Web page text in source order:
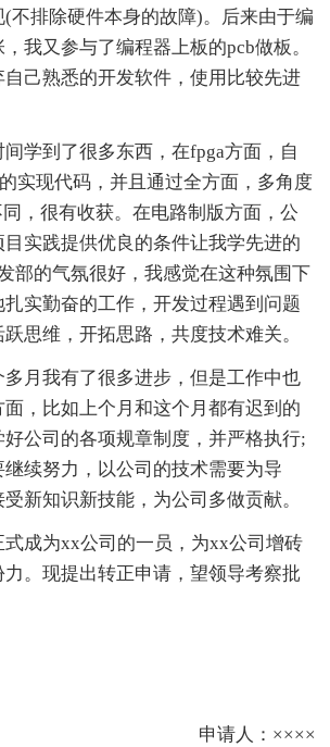
不排除硬件本身的故障)。后来由于编
我又参与了编程器上板的pcb做板。
己熟悉的开发软件，使用比较先进
学到了很多东西，在fpga方面，自
实现代码，并且通过全方面，多角度
，很有收获。在电路制版方面，公
实践提供优良的条件让我学先进的
部的气氛很好，我感觉在这种氛围下
实勤奋的工作，开发过程遇到问题
思维，开拓思路，共度技术难关。
多月我有了很多进步，但是工作中也
，比如上个月和这个月都有迟到的
公司的各项规章制度，并严格执行;
续努力，以公司的技术需要为导
新知识新技能，为公司多做贡献。
式成为xx公司的一员，为xx公司增砖
。现提出转正申请，望领导考察批
申请人：××××